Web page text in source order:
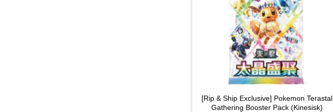
[Rip & Ship Exclusive] Pokemon Terastal
Gathering Booster Pack (Kinesisk)